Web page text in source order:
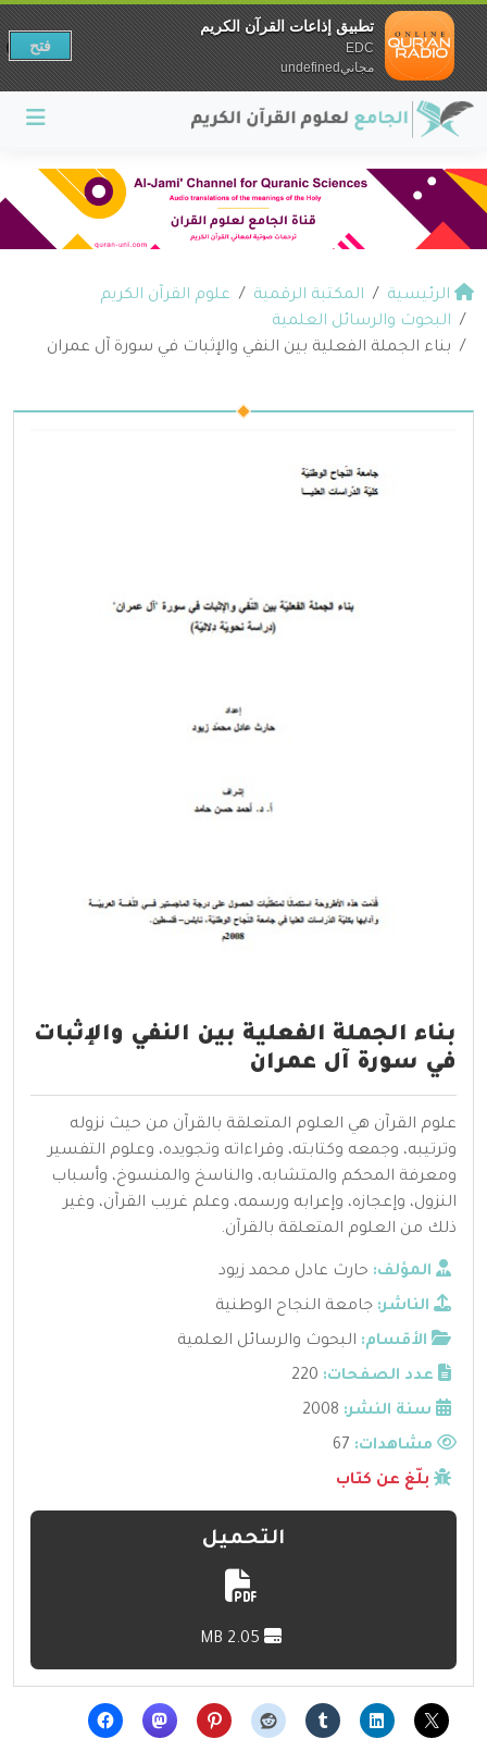
الرئيسية المكتبة الرقمية
علوم القرآن الكريم
البحوث والرسائل العلمية
بناء الجملة الفعلية بين النفي والإثبات في سورة آل عمران
بناء الجملة الفعلية بين النفي والإثبات
في سورة آل عمران
علوم القرآن هي العلوم المتعلقة بالقرآن من حيث نزوله
وترتيبه، وجمعه وكتابته، وقراءاته وتجويده، وعلوم التفسير
ومعرفة المحكم والمتشابه، والناسخ والمنسوخ، وأسباب
النزول، وإعجازه، وإعرابه ورسمه، وعلم غريب القرآن، وغير
ذلك من العلوم المتعلقة بالقرآن.
المؤلف: حارث عادل محمد زيود
الناشر: جامعة النجاح الوطنية
الأقسام: البحوث والرسائل العلمية
عدد الصفحات: 220
سنة النشر: 2008
مشاهدات:
بلّغ عن كتاب
التحميل
تطبيق إذاعات القرآن الكريم
EDC
مجانيundefined
فتح